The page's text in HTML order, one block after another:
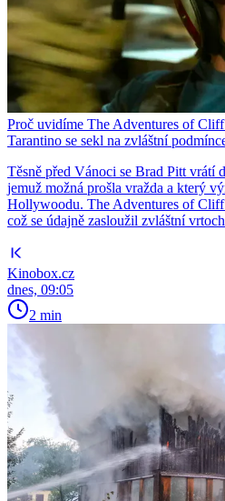
Proč uvidíme The Adventures of
Tarantino se sekl na zvláštní
Těsně před Vánoci se Brad Pitt vrátí
jemuž možná prošla vražda a který
Hollywoodu. The Adventures of
což se údajně zasloužil zvláštní
Kinobox.cz
dnes, 09:05
2 min